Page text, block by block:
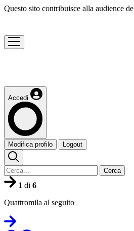
Questo sito contribuisce alla audience de
Accedi
Modifica profilo Logout
Cerca
1 di 6
Quattromila al seguito